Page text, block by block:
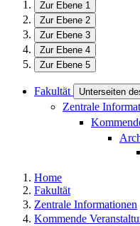
Zur Ebene 1
Zur Ebene 2
Zur Ebene 3
Zur Ebene 4
Zur Ebene 5
Fakultät Unterseiten
Zentrale
Home
Fakultät
Zentrale Informationen
Kommende